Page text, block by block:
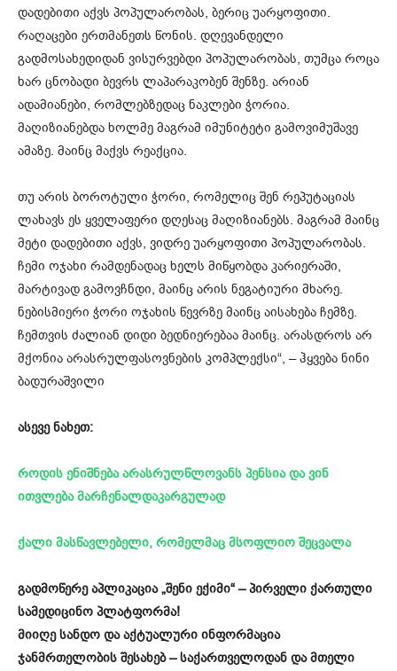
დადებითი აქვს პოპულარობას, ბერიც უარყოფითი.
რაღაცები ერთმანეთს წონის. დღევანდელი
გადმოსახედიდან ვისურვებდი პოპულარობას, თუმცა როცა
ხარ ცნობადი ბევრს ლაპარაკობენ შენზე. არიან
ადამიანები, რომლებზედაც ნაკლები ჭორია.
მაღიზიანებდა ხოლმე მაგრამ იმუნიტეტი გამოვიმუშავე
ამაზე. მაინც მაქვს რეაქცია.
თუ არის ბოროტული ჭორი, რომელიც შენ რეპუტაციას
ლახავს ეს ყველაფერი დღესაც მაღიზიანებს. მაგრამ მაინც
მეტი დადებითი აქვს, ვიდრე უარყოფითი პოპულარობას.
ჩემი ოჯახი რამდენადაც ხელს მიწყობდა კარიერაში,
მარტივად გამოვჩნდი, მაინც არის ნეგატიური მხარე.
ნებისმიერი ჭორი ოჯახის წევრზე მაინც აისახება ჩემზე.
ჩემთვის ძალიან დიდი ბედნიერებაა მაინც. არასდროს არ
მქონია არასრულფასოვნების კომპლექსი“, – ჰყვება ნინი
ბადურაშვილი
ასევე ნახეთ:
როდის ენიშნება არასრულწლოვანს პენსია და ვინ
ითვლება მარჩენალდაკარგულად
ქალი მასწავლებელი, რომელმაც მსოფლიო შეცვალა
გადმოწერე აპლიკაცია „შენი ექიმი“ – პირველი ქართული
სამედიცინო პლატფორმა!
მიიღე სანდო და აქტუალური ინფორმაცია
ჯანმრთელობის შესახებ – საქართველოდან და მთელი